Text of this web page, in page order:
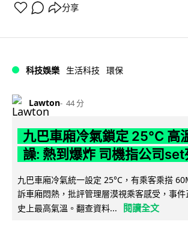
分享
科技娛樂 生活科技 環保
Lawton 44 分
九巴車廂冷氣鎖定 25°C 高
譟: 熱到爆炸 司機指公司
九巴車廂冷氣統一設定 25°C，有乘客乘搭
訴車廂悶熱，批評管理層漠視乘客感受，事
史上最高氣溫。翻查資料...
閱讀全文